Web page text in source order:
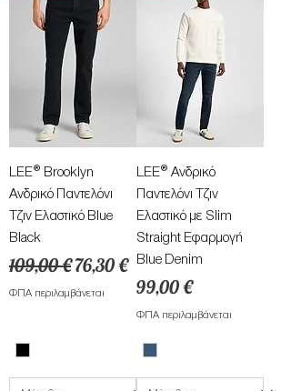
LEE® Brooklyn
Ανδρικό Παντελόνι
Τζιν Ελαστικό Blue
Black
Κανονική τιμή
109,00 € Τιμή Έκπτωσης
76,30 €
ΦΠΑ περιλαμβάνεται
LEE® Ανδρικό
Παντελόνι Τζιν
Ελαστικό με Slim
Straight Εφαρμογή
Blue Denim
Τιμή
99,00 €
ΦΠΑ περιλαμβάνεται